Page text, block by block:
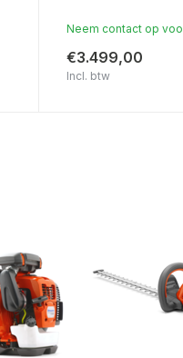
Neem contact op
€3.499,00
Incl. btw